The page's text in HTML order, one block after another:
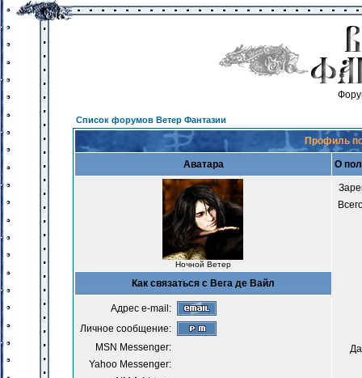
Список форумов Ветер Фантазии
Профиль
Аватара О
Ночной Ветер
Как связаться с Вега де Вайл
Адрес e-mail:
Личное сообщение:
MSN Messenger:
Yahoo Messenger: